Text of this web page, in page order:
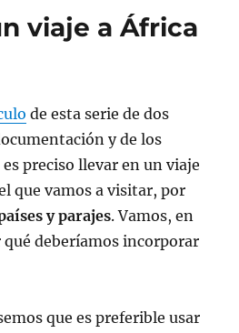
viaje a África
de esta serie de dos
y de los
preciso llevar en un viaje
que vamos a visitar, por
y parajes. Vamos, en
qué deberíamos incorporar
que es preferible usar